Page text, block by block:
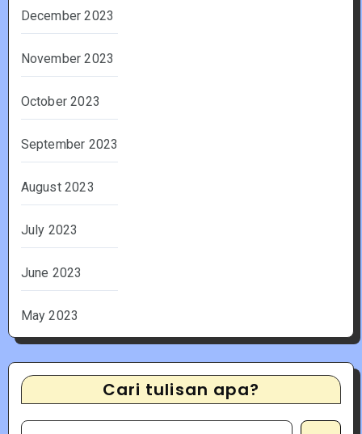
December 2023
November 2023
October 2023
September 2023
August 2023
July 2023
June 2023
May 2023
Cari tulisan apa?